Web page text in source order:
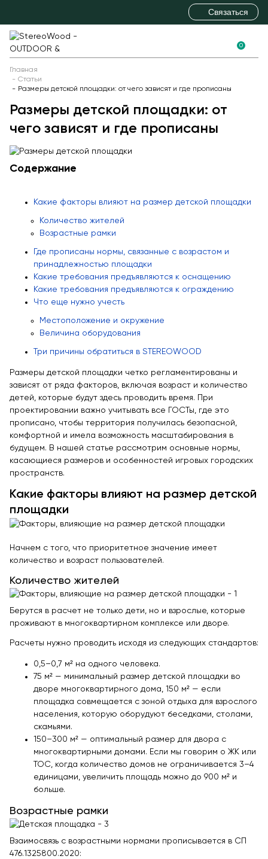
Связаться
+7 (863) 308-88-01
0
Новинки
Детское игровое оборудование
Детские игровые комплексы
Детские научные площадки
Детские горки
Игры с водой и песком
Пространственные сетки
Балансиры
Детские карусели
Качалки на пружине
Игровые домики
Канатные дороги
Песочницы
Игровые элементы
Теневые навесы для детских садов
Встраиваемые уличные батуты
Показать все товары
МАФ
Скамейки
Велопарковки
Парковые качели
Навесы и беседки
Лежаки и шезлонги
Стенды и указатели
Оборудование для выгула и дрессировки собак
Показать все товары
Уличное спортивное оборудование
Спортивные площадки в ЭКО-стиле
Оборудование для воркаута
Уличные тренажеры
УРБАНИКА спорт
Теннисные столы
Футбольные ворота
Мобильные и стационарные трибуны
Главная
Статьи
Размеры детской площадки: от чего зависят и где прописаны
Размеры детской площадки: от
чего зависят и где прописаны
Содержание
Какие факторы влияют на размер детской площадки
Количество жителей
Возрастные рамки
Где прописаны нормы, связанные с возрастом и
принадлежностью площадки
Какие требования предъявляются к оснащению
Какие требования предъявляются к ограждению
Что еще нужно учесть
Местоположение и окружение
Величина оборудования
Три причины обратиться в STEREOWOOD
Размеры детской площадки четко регламентированы и
зависят от ряда факторов, включая возраст и количество
детей, которые будут здесь проводить время. При
проектировании важно учитывать все ГОСТы, где это
прописано, чтобы территория получилась безопасной,
комфортной и имела возможность масштабирования в
будущем. В нашей статье рассмотрим основные нормы,
касающиеся размеров и особенностей игровых городских
пространств.
Какие факторы влияют на размер детской
площадки
Начнем с того, что приоритетное значение имеет
количество и возраст пользователей.
Количество жителей
Берутся в расчет не только дети, но и взрослые, которые
проживают в многоквартирном комплексе или дворе.
Расчеты нужно проводить исходя из следующих стандартов:
0,5–0,7 м² на одного человека.
75 м² — минимальный размер детской площадки во
дворе многоквартирного дома, 150 м² — если
площадка совмещается с зоной отдыха для взрослого
населения, которую оборудуют беседками, столами,
скамьями.
150–300 м² — оптимальный размер для двора с
многоквартирными домами. Если мы говорим о ЖК или
ТОС, когда количество домов не ограничивается 3–4
единицами, увеличить площадь можно до 900 м² и
больше.
Возрастные рамки
Взаимосвязь с возрастными нормами прописывается в СП
476.1325800.2020: